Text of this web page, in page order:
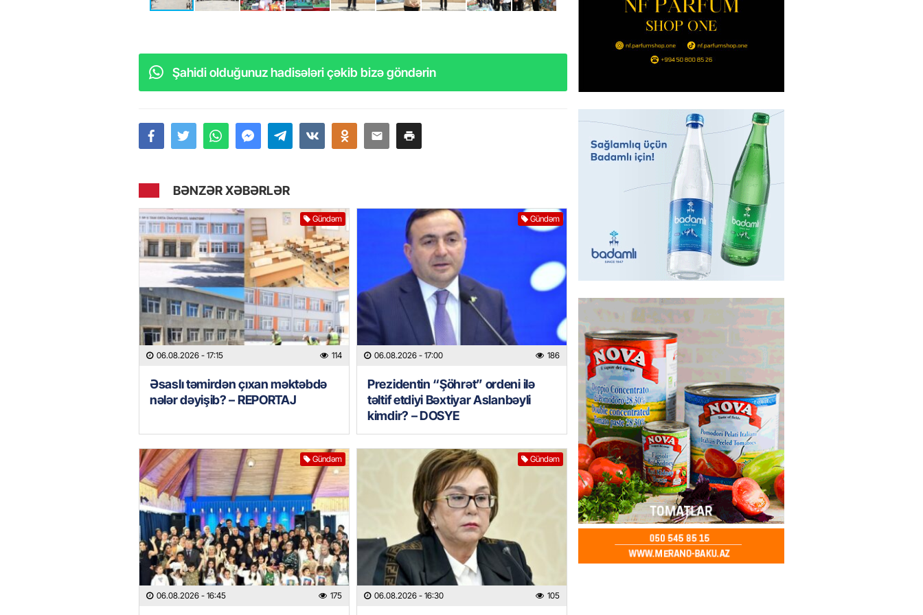
Şahidi olduğunuz hadisələri çəkib bizə göndərin
BƏNZƏR XƏBƏRLƏR
Gündəm
06.08.2026 - 17:15 114
Əsaslı təmirdən çıxan məktəbdə
nələr dəyişib? – REPORTAJ
Gündəm
06.08.2026 - 17:00 186
Prezidentin “Şöhrət” ordeni ilə
təltif etdiyi Bəxtiyar Aslanbəyli
kimdir? – DOSYE
Gündəm
06.08.2026 - 16:45 175
Gündəm
06.08.2026 - 16:30 105
Prezident Əliyev 2 diplomatı geri çağırdı
- 14:30
imiş
06.08.2026- 14:15 83
MANŞET
Sarkisyanın əmlakı müsadirə EDİLDİ
82
İtaliyada zibil qutusuna atılan 1 milyon
avroluq lotereya bileti iki günlük
axtarışdan sonra tapılıb
06.08.2026- 13:45 73
Tərtərdə FACİƏ – Ər-arvad yanaraq
ÖLDÜ
06.08.2026- 13:30 85
BANNER
Tramp: İranla müharibəyə yox, sülhə
üstünlük verərdim
06.08.2026- 13:15 83
GÜNDƏM
Azərbaycan üzərindən Ermənistana
Rusiya buğdası gedib
- 13:00